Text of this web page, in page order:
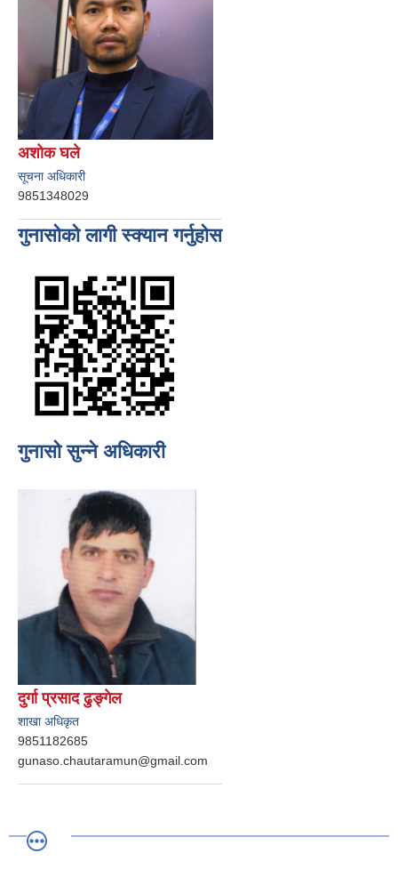
अशोक घले
सूचना अधिकारी
9851348029
गुनासोको लागी स्क्यान गर्नुहोस
गुनासो सुन्ने अधिकारी
दुर्गा प्रसाद ढुङ्गेल
शाखा अधिकृत
9851182685
gunaso.chautaramun@gmail.com